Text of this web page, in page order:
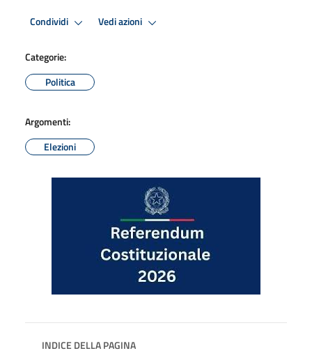
Condividi Vedi azioni
Categorie:
Politica
Argomenti:
Elezioni
INDICE DELLA PAGINA